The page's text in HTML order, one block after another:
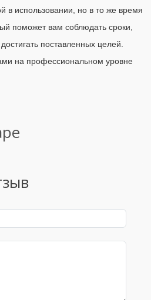
в использовании, но в то же время
поможет вам соблюдать сроки,
поставленных целей.
на профессиональном уровне